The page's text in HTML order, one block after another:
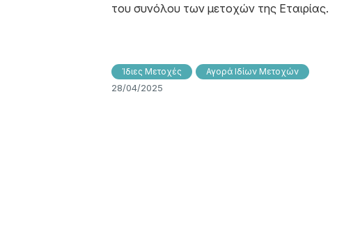
του συνόλου των μετοχών της Εταιρίας.
Ίδιες Μετοχές Αγορά Ιδίων Μετοχών
28/04/2025